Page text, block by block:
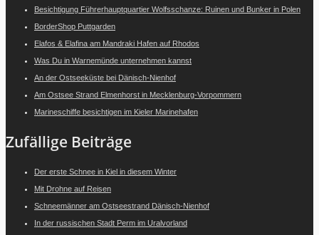
Besichtigung Führerhauptquartier Wolfsschanze: Ruinen und Bunker in Polen
BorderShop Puttgarden
Elafos & Elafina am Mandraki Hafen auf Rhodos
Was Du in Warnemünde unternehmen kannst
An der Ostseeküste bei Dänisch-Nienhof
Am Ostsee Strand Elmenhorst in Mecklenburg-Vorpommern
Marineschiffe besichtigen im Kieler Marinehafen
Zufällige Beiträge
Der erste Schnee in Kiel in diesem Winter
Mit Drohne auf Reisen
Schneemänner am Ostseestrand Dänisch-Nienhof
In der russischen Stadt Perm im Uralvorland